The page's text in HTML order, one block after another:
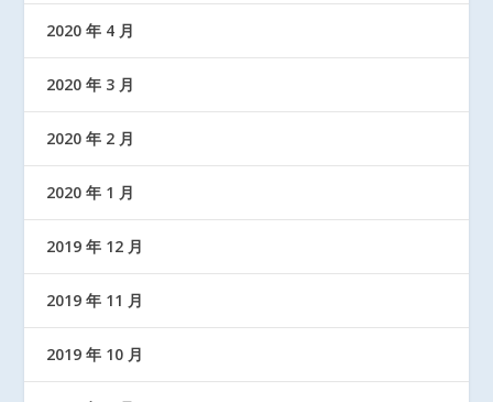
2020 年 4 月
2020 年 3 月
2020 年 2 月
2020 年 1 月
2019 年 12 月
2019 年 11 月
2019 年 10 月